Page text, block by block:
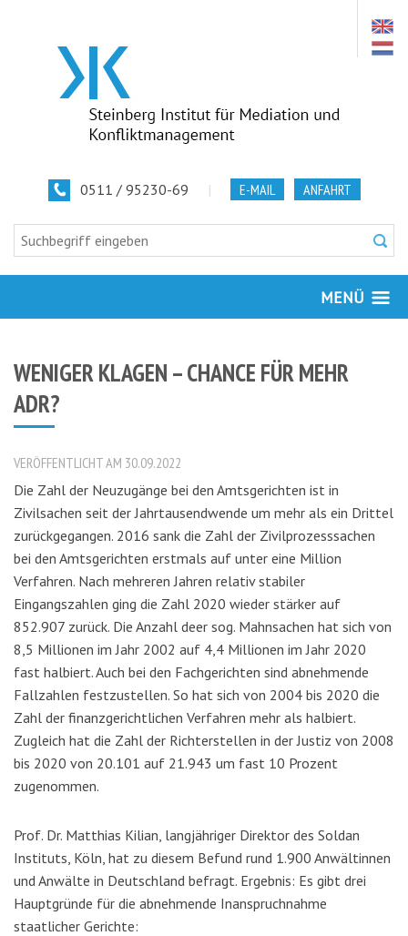
0511 / 95230-69 | E-MAIL ANFAHRT
MENÜ
WENIGER KLAGEN – CHANCE FÜR MEHR
ADR?
VERÖFFENTLICHT AM 30.09.2022
Die Zahl der Neuzugänge bei den Amtsgerichten ist in
Zivilsachen seit der Jahrtausendwende um mehr als ein Drittel
zurückgegangen. 2016 sank die Zahl der Zivilprozesssachen
bei den Amtsgerichten erstmals auf unter eine Million
Verfahren. Nach mehreren Jahren relativ stabiler
Eingangszahlen ging die Zahl 2020 wieder stärker auf
852.907 zurück. Die Anzahl deer sog. Mahnsachen hat sich von
8,5 Millionen im Jahr 2002 auf 4,4 Millionen im Jahr 2020
fast halbiert. Auch bei den Fachgerichten sind abnehmende
Fallzahlen festzustellen. So hat sich von 2004 bis 2020 die
Zahl der finanzgerichtlichen Verfahren mehr als halbiert.
Zugleich hat die Zahl der Richterstellen in der Justiz von 2008
bis 2020 von 20.101 auf 21.943 um fast 10 Prozent
zugenommen.
Prof. Dr. Matthias Kilian, langjähriger Direktor des Soldan
Instituts, Köln, hat zu diesem Befund rund 1.900 Anwältinnen
und Anwälte in Deutschland befragt. Ergebnis: Es gibt drei
Hauptgründe für die abnehmende Inanspruchnahme
staatlicher Gerichte: